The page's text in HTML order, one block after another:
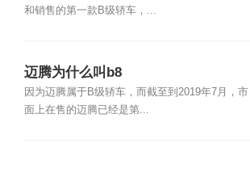
和销售的第一款B级轿车，...
迈腾为什么叫b8
因为迈腾属于B级轿车，而截至到2019年7月，市
面上在售的迈腾已经是第...